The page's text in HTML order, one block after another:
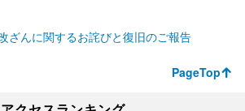
ざんに関するお詫びと復旧のご報告
PageTop
アクセスランキング